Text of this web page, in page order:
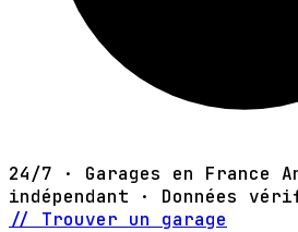
24/7 · Garages en France
indépendant · Données
// Trouver un garage